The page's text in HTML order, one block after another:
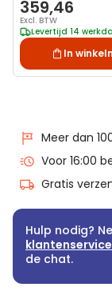
359,46
Excl. BTW
Levertijd 14
In
Meer dan
Voor 16:00
Gratis
Hulp nodig?
klantenservice
de chat.